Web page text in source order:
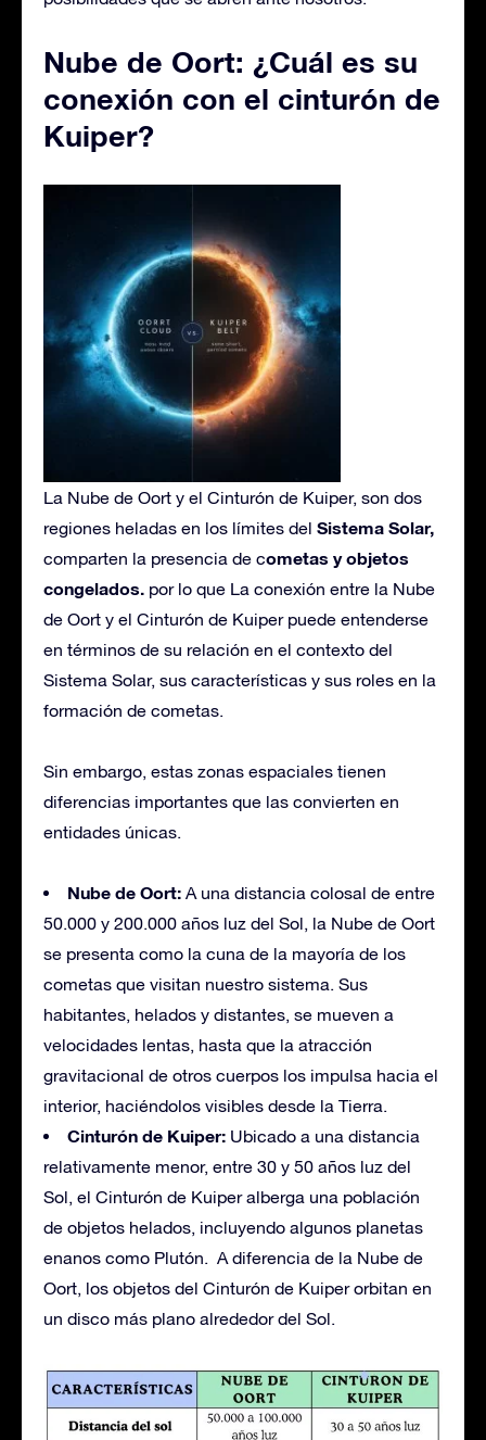
Nube de Oort: ¿Cuál es su
conexión con el cinturón de
Kuiper?
La Nube de Oort y el Cinturón de Kuiper, son dos
regiones heladas en los límites del Sistema Solar,
comparten la presencia de cometas y objetos
congelados. por lo que La conexión entre la Nube
de Oort y el Cinturón de Kuiper puede entenderse
en términos de su relación en el contexto del
Sistema Solar, sus características y sus roles en la
formación de cometas.
Sin embargo, estas zonas espaciales tienen
diferencias importantes que las convierten en
entidades únicas.
Nube de Oort: A una distancia colosal de entre
50.000 y 200.000 años luz del Sol, la Nube de Oort
se presenta como la cuna de la mayoría de los
cometas que visitan nuestro sistema. Sus
habitantes, helados y distantes, se mueven a
velocidades lentas, hasta que la atracción
gravitacional de otros cuerpos los impulsa hacia el
interior, haciéndolos visibles desde la Tierra.
Cinturón de Kuiper: Ubicado a una distancia
relativamente menor, entre 30 y 50 años luz del
Sol, el Cinturón de Kuiper alberga una población
de objetos helados, incluyendo algunos planetas
enanos como Plutón. A diferencia de la Nube de
Oort, los objetos del Cinturón de Kuiper orbitan en
un disco más plano alrededor del Sol.